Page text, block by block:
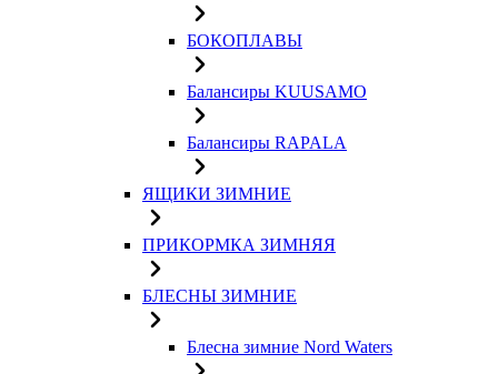
БОКОПЛАВЫ
Балансиры KUUSAMO
Балансиры RAPALA
ЯЩИКИ ЗИМНИЕ
ПРИКОРМКА ЗИМНЯЯ
БЛЕСНЫ ЗИМНИЕ
Блесна зимние Nord Waters